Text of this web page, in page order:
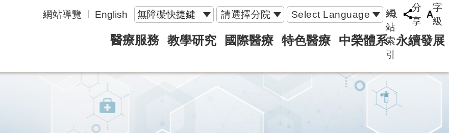
網站導覽 English 無障礙快捷鍵 請選擇分院 Select Language
網
站
索
引
分
享
字
級
醫療服務 教學研究 國際醫療 特色醫療 中榮體系 永續發展